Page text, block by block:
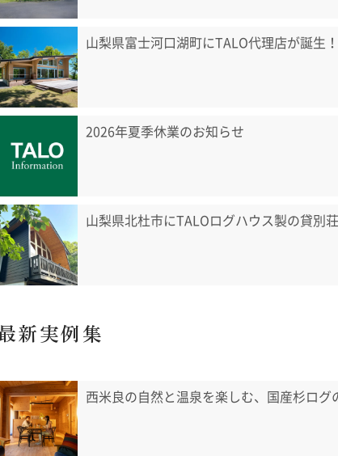
山梨県富士河口湖町にTALO代理店が誕生！
2026年夏季休業のお知らせ
山梨県北杜市にTALOログハウス製の貸別
新実例集
西米良の自然と温泉を楽しむ、国産杉ログ